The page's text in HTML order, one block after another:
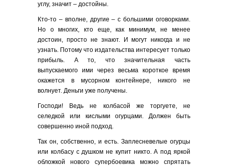
углу, значит – достойны.
Кто-то – вполне, другие – с большими оговорками.
Но о многих, кто еще, как минимум, не менее
достоин, просто не знают. И могут никогда и не
узнать. Потому что издательства интересует только
прибыль. А то, что значительная часть
выпускаемого ими через весьма короткое время
окажется в мусорном контейнере, никого не
волнует. Деньги уже получены.
Господи! Ведь не колбасой же торгуете, не
селедкой или кислыми огурцами. Должен быть
совершенно иной подход.
Так он, собственно, и есть. Заплесневелые огурцы
или колбасу с душком не купит никто. А под яркой
обложкой нового супербоевика можно спрятать